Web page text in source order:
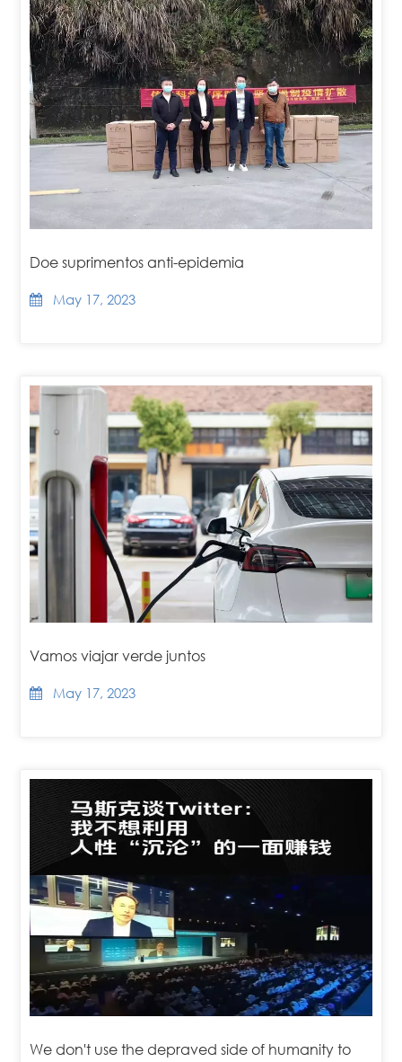
Doe suprimentos anti-epidemia
May 17, 2023
Vamos viajar verde juntos
May 17, 2023
We don't use the depraved side of humanity to